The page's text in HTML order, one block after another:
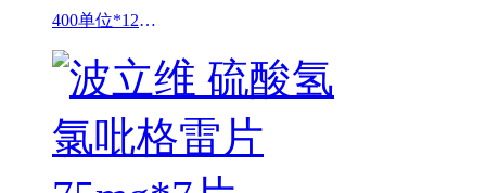
400单位*12粒*3板